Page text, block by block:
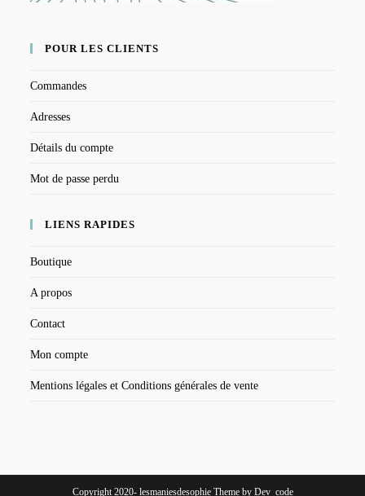
POUR LES CLIENTS
Commandes
Adresses
Détails du compte
Mot de passe perdu
LIENS RAPIDES
Boutique
A propos
Contact
Mon compte
Mentions légales et Conditions générales de vente
Copyright 2020- lesmaniesdesophie Theme by Dev_code